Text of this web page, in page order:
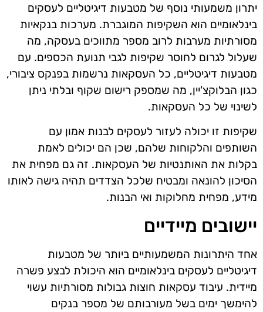
יתרון משמעותי נוסף של מטבעות דיגיטליים לעסקים
בינלאומיים הוא השקיפות המוגברת. מערכות בנקאיות
מסורתיות מערבות לרוב מספר מתווכים בעסקה, מה
שעלול לגרום לחוסר שקיפות לגבי תנועת הכספים. עם
מטבעות דיגיטליים, כל העסקאות נרשמות בפנקס ציבורי,
כגון הבלוקצ'יין, מה שמספק רישום שקוף ובלתי ניתן
לשינוי של כל העסקאות.
שקיפות זו יכולה לעזור לעסקים לבנות אמון עם
השותפים והלקוחות שלהם, שכן הם יכולים לאמת
בקלות את האותנטיות של העסקאות. זה גם מפחית את
הסיכון להונאה ומבטיח שלכל הצדדים תהיה גישה לאותו
מידע, מפחית מחלוקות ואי הבנות.
יישובים מיידיים
אחד היתרונות המשמעותיים ביותר של מטבעות
דיגיטליים לעסקים בינלאומיים הוא היכולת לבצע פשרה
מיידית. עיבוד עסקאות חוצות גבולות מסורתיות עשוי
להימשך ימים בשל מעורבותם של מספר בנקים